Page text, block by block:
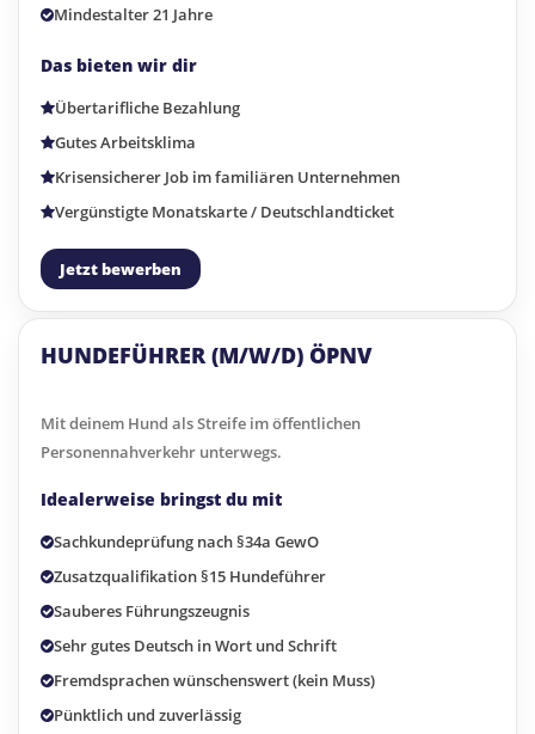
Mindestalter 21 Jahre
Das bieten wir dir
Übertarifliche Bezahlung
Gutes Arbeitsklima
Krisensicherer Job im familiären Unternehmen
Vergünstigte Monatskarte / Deutschlandticket
Jetzt bewerben
HUNDEFÜHRER (M/W/D) ÖPNV
Mit deinem Hund als Streife im öffentlichen
Personennahverkehr unterwegs.
Idealerweise bringst du mit
Sachkundeprüfung nach §34a GewO
Zusatzqualifikation §15 Hundeführer
Sauberes Führungszeugnis
Sehr gutes Deutsch in Wort und Schrift
Fremdsprachen wünschenswert (kein Muss)
Pünktlich und zuverlässig